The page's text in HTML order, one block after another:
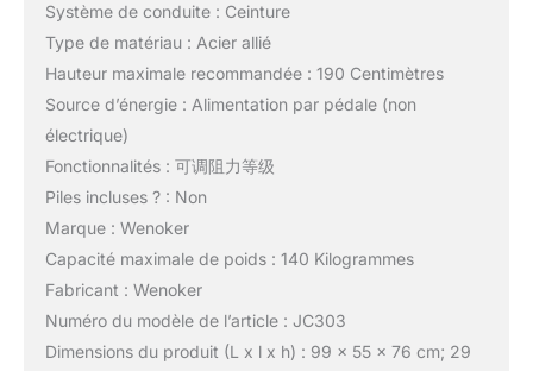
Système de conduite : Ceinture
Type de matériau : Acier allié
Hauteur maximale recommandée : 190 Centimètres
Source d’énergie : Alimentation par pédale (non
électrique)
Fonctionnalités : 可调阻力等级
Piles incluses ? : Non
Marque : Wenoker
Capacité maximale de poids : 140 Kilogrammes
Fabricant : Wenoker
Numéro du modèle de l’article : JC303
Dimensions du produit (L x l x h) : 99 x 55 x 76 cm; 29